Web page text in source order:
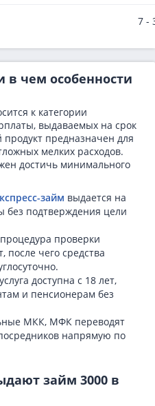
7 -
в чем особенности
к категории
выдаваемых на срок
предназначен для
мелких расходов.
достичь минимального
займ выдается на
без подтверждения цели
проверки
после чего средства
доступна с 18 лет,
и пенсионерам без
МКК, МФК переводят
напрямую по
займ 3000 в